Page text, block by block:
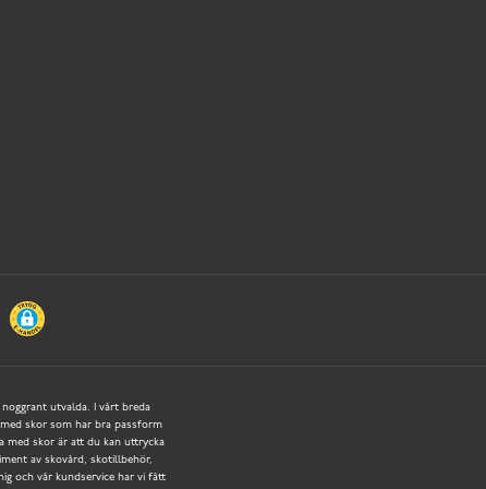
utvalda. I vårt breda
skor som har bra passform
med skor är att du kan uttrycka
av skovård, skotillbehör,
och vår kundservice har vi fått